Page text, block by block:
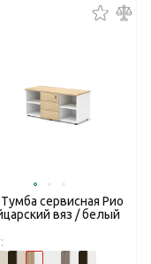
сервисная Рио
вяз / белый